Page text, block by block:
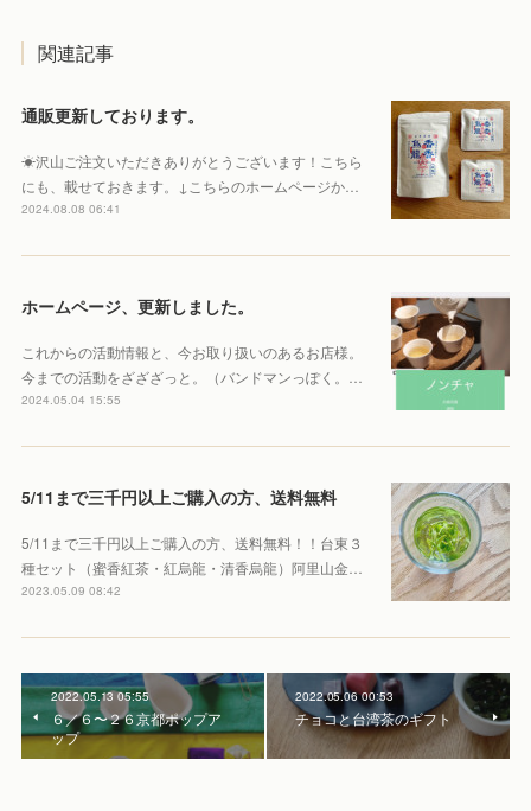
関連記事
通販更新しております。
☀︎沢山ご注文いただきありがとうございます！こちら
にも、載せておきます。↓こちらのホームページか…
2024.08.08 06:41
ホームページ、更新しました。
これからの活動情報と、今お取り扱いのあるお店様。
今までの活動をざざざっと。（バンドマンっぽく。…
2024.05.04 15:55
5/11まで三千円以上ご購入の方、送料無料
5/11まで三千円以上ご購入の方、送料無料！！台東３
種セット（蜜香紅茶・紅烏龍・清香烏龍）阿里山金…
2023.05.09 08:42
2022.05.13 05:55
６／６〜２６京都ポップア
ップ
2022.05.06 00:53
チョコと台湾茶のギフト